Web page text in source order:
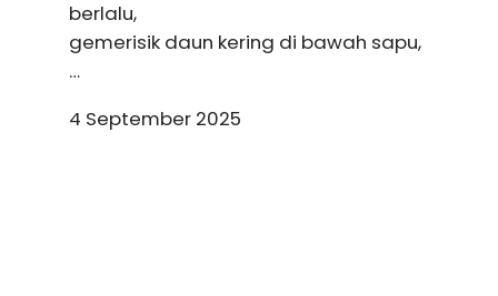
berlalu,
gemerisik daun kering di bawah sapu,
…
4 September 2025